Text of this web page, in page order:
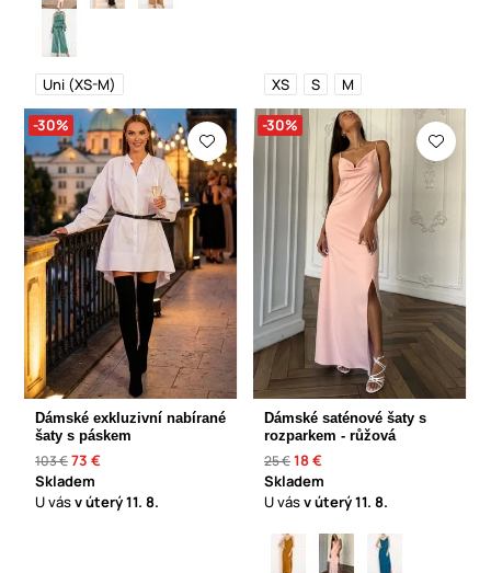
Uni (XS-M) XS S M
-30%
Dámské exkluzivní nabírané
šaty s páskem
103 €73 €
Skladem
U vásv úterý11. 8.
-30%
Dámské saténové šaty s
rozparkem - růžová
25 €18 €
Skladem
U vásv úterý11. 8.